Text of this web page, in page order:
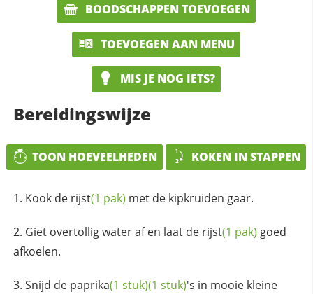
BOODSCHAPPEN TOEVOEGEN
TOEVOEGEN AAN MENU
MIS JE NOG IETS?
Bereidingswijze
TOON HOEVEELHEDEN KOKEN IN STAPPEN
Kook de rijst(1 pak) met de kipkruiden gaar.
Giet overtollig water af en laat de rijst(1 pak) goed
afkoelen.
Snijd de paprika(1 stuk)(1 stuk)'s in mooie kleine